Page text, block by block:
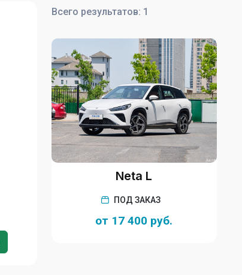
Всего результатов: 1
Neta L
ПОД ЗАКАЗ
от 17 400 руб.